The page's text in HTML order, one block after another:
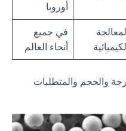
أوروبا
في جميع
أنحاء العالم
والحجم والمتطلبات